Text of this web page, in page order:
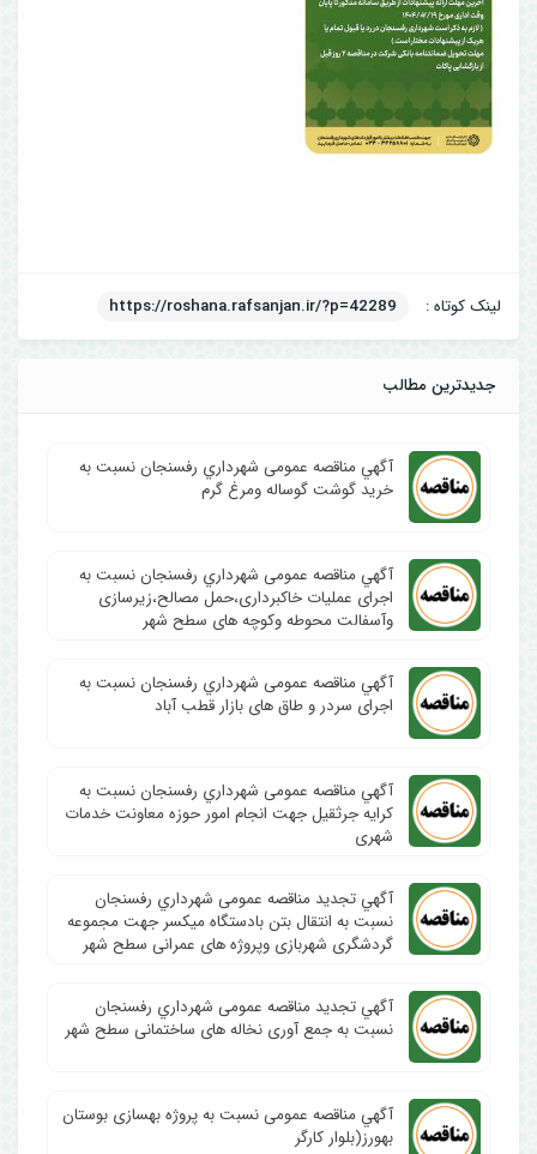
لینک کوتاه : https://roshana.rafsanjan.ir/?p=42289
جدیدترین مطالب
آگهي مناقصه عمومی شهرداري رفسنجان نسبت به
خرید گوشت گوساله ومرغ گرم
آگهي مناقصه عمومی شهرداري رفسنجان نسبت به
اجرای عملیات خاکبرداری،حمل مصالح،زیرسازی
وآسفالت محوطه وکوچه های سطح شهر
آگهي مناقصه عمومی شهرداري رفسنجان نسبت به
اجرای سردر و طاق های بازار قطب آباد
آگهي مناقصه عمومی شهرداري رفسنجان نسبت به
کرایه جرثقیل جهت انجام امور حوزه معاونت خدمات
شهری
آگهي تجدید مناقصه عمومی شهرداري رفسنجان
نسبت به انتقال بتن بادستگاه میکسر جهت مجموعه
گردشگری شهربازی وپروژه های عمرانی سطح شهر
آگهي تجدید مناقصه عمومی شهرداري رفسنجان
نسبت به جمع آوری نخاله های ساختمانی سطح شهر
آگهي مناقصه عمومی نسبت به پروژه بهسازی بوستان
بهورز(بلوار کارگر